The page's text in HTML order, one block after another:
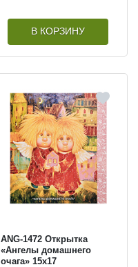
В КОРЗИНУ
ANG-1472 Открытка
«Ангелы домашнего
очага» 15х17